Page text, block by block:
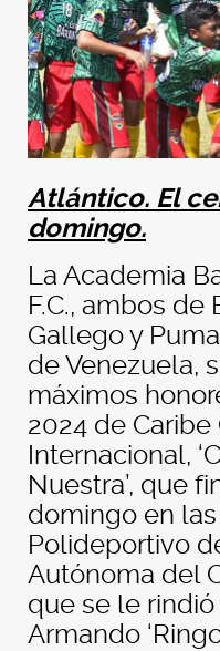
Atlántico. El
domingo.
La Academia
F.C., ambos de
Gallego y
de Venezuela,
máximos
2024 de
Internacional,
Nuestra’, que
domingo en
Polideportivo
Autónoma del
que se le
Armando